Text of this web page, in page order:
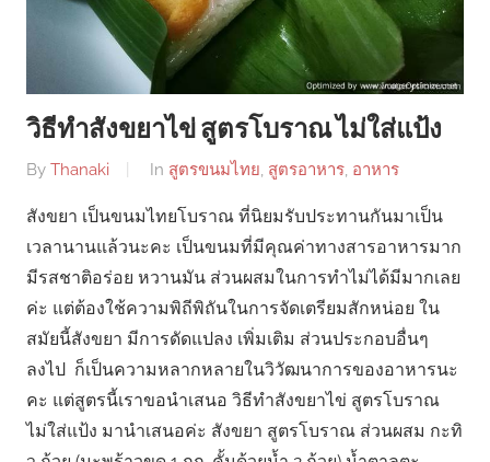
วิธีทำสังขยาไข่ สูตรโบราณ ไม่ใส่แป้ง
By Thanaki In สูตรขนมไทย, สูตรอาหาร, อาหาร
สังขยา เป็นขนมไทยโบราณ ที่นิยมรับประทานกันมาเป็น
เวลานานแล้วนะคะ เป็นขนมที่มีคุณค่าทางสารอาหารมาก
มีรสชาติอร่อย หวานมัน ส่วนผสมในการทำไม่ได้มีมากเลย
ค่ะ แต่ต้องใช้ความพิถีพิถันในการจัดเตรียมสักหน่อย ใน
สมัยนี้สังขยา มีการดัดแปลง เพิ่มเติม ส่วนประกอบอื่นๆ
ลงไป ก็เป็นความหลากหลายในวิวัฒนาการของอาหารนะ
คะ แต่สูตรนี้เราขอนำเสนอ วิธีทำสังขยาไข่ สูตรโบราณ
ไม่ใส่แป้ง มานำเสนอค่ะ สังขยา สูตรโบราณ ส่วนผสม กะทิ